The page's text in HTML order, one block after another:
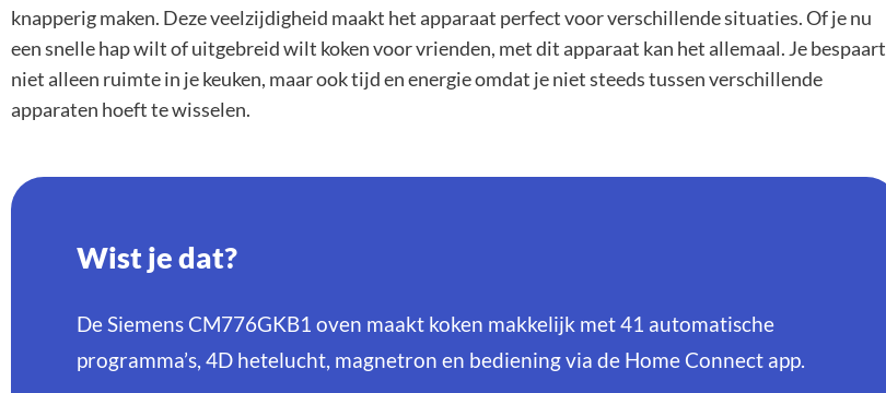
knapperig maken. Deze veelzijdigheid maakt het apparaat perfect voor verschillende situaties. Of je nu
een snelle hap wilt of uitgebreid wilt koken voor vrienden, met dit apparaat kan het allemaal. Je bespaart
niet alleen ruimte in je keuken, maar ook tijd en energie omdat je niet steeds tussen verschillende
apparaten hoeft te wisselen.
Wist je dat?
De Siemens CM776GKB1 oven maakt koken makkelijk met 41 automatische
programma’s, 4D hetelucht, magnetron en bediening via de Home Connect app.